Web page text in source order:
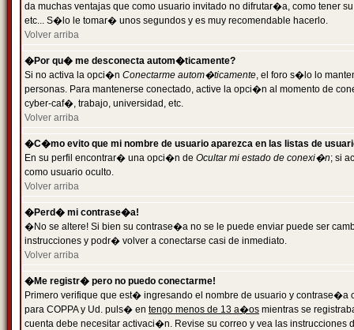
da muchas ventajas que como usuario invitado no difrutar�a, como tener
etc... S�lo le tomar� unos segundos y es muy recomendable hacerlo.
Volver arriba
�Por qu� me desconecta autom�ticamente?
Si no activa la opci�n Conectarme autom�ticamente, el foro s�lo lo
personas. Para mantenerse conectado, active la opci�n al momento de
cyber-caf�, trabajo, universidad, etc.
Volver arriba
�C�mo evito que mi nombre de usuario aparezca en las listas de
En su perfil encontrar� una opci�n de Ocultar mi estado de conexi�n; si
como usuario oculto.
Volver arriba
�Perd� mi contrase�a!
�No se altere! Si bien su contrase�a no se le puede enviar puede ser
instrucciones y podr� volver a conectarse casi de inmediato.
Volver arriba
�Me registr� pero no puedo conectarme!
Primero verifique que est� ingresando el nombre de usuario y
para COPPA y Ud. puls� en tengo menos de 13 a�os mientras se
cuenta debe necesitar activaci�n. Revise su correo y vea las